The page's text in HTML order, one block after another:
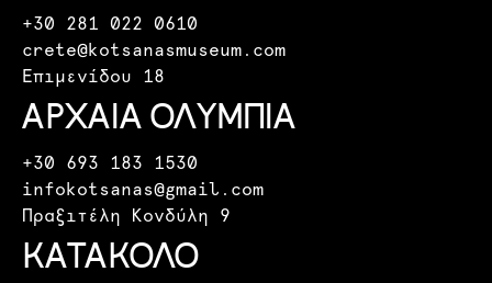
+30 281 022 0610
crete@kotsanasmuseum.com
Επιμενίδου 18
ΑΡΧΑΙΑ ΟΛΥΜΠΙΑ
+30 693 183 1530
infokotsanas@gmail.com
Πραξιτέλη Κονδύλη 9
ΚΑΤΑΚΟΛΟ